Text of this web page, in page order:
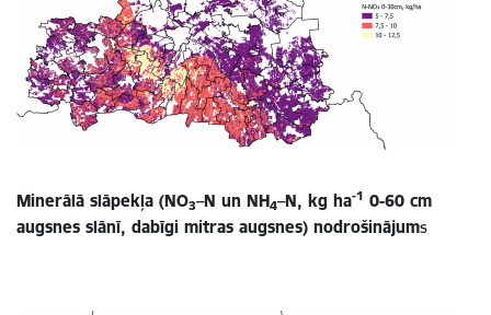
Minerālā slāpekļa (NO3–N un NH4–N, kg ha-1 0-60 cm
augsnes slānī, dabīgi mitras augsnes) nodrošinājums